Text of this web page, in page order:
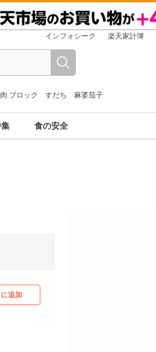
インフォシーク 楽天家計簿
ブロック すだち 麻婆茄子
食の安全
追加